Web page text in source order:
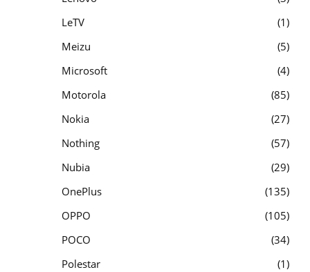
LeTV
1
Meizu
5
Microsoft
4
Motorola
85
Nokia
27
Nothing
57
Nubia
29
OnePlus
135
OPPO
105
POCO
34
Polestar
1